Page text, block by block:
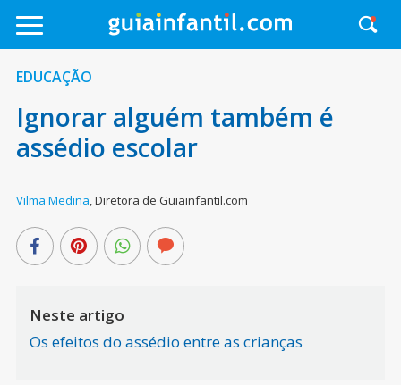
EDUCAÇÃO
Ignorar alguém também é
assédio escolar
Vilma Medina,Diretora de Guiainfantil.com
Neste artigo
Os efeitos do assédio entre as crianças